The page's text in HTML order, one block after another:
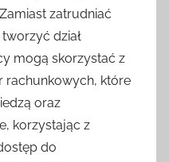
zatrudniać
dział
mogą skorzystać z
rachunkowych, które
oraz
korzystając z
do